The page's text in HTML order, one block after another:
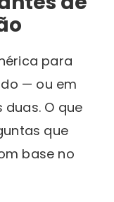
para
— ou em
O que
que
base no